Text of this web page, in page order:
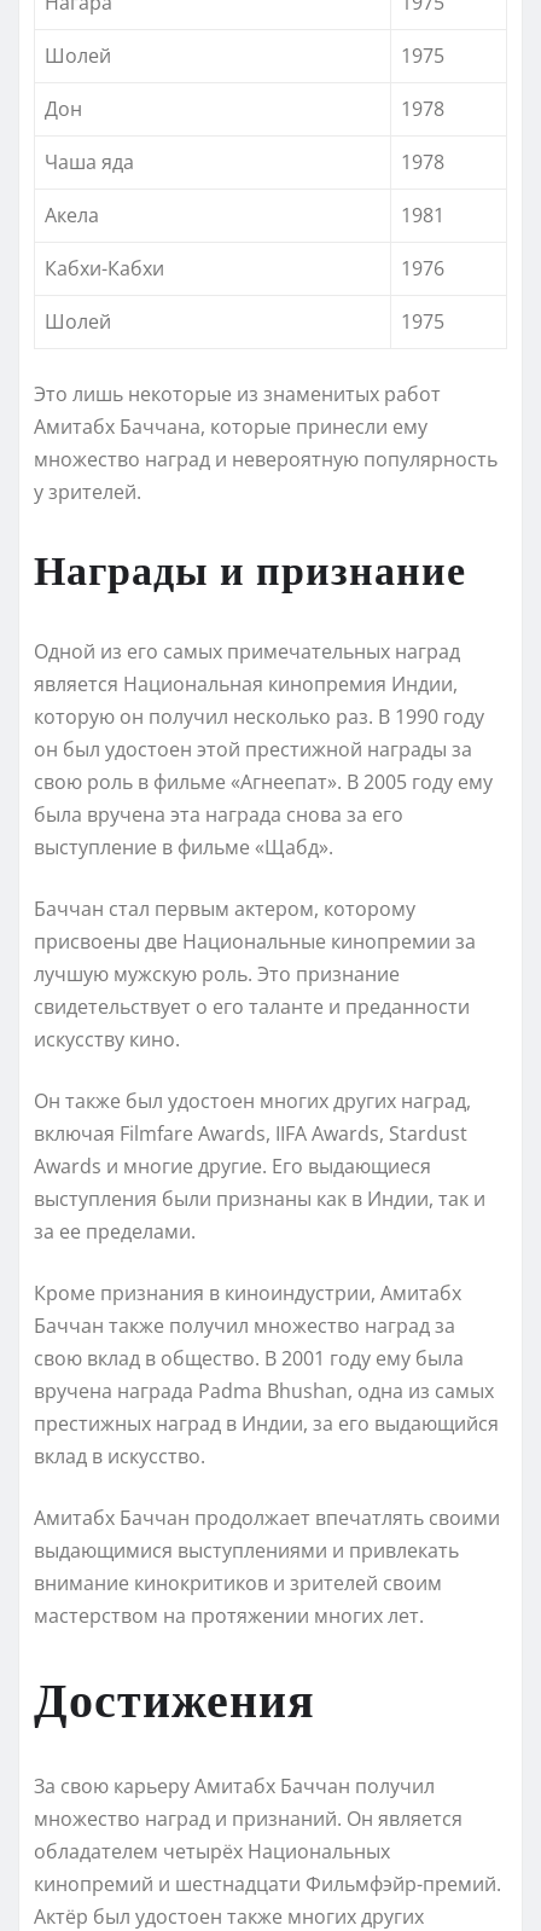
Шолей
1975
Дон
1978
Чаша яда
1978
Акела
1981
Кабхи-Кабхи
1976
Шолей
1975
Это лишь некоторые из знаменитых работ
Амитабх Баччана, которые принесли ему
множество наград и невероятную популярность
у зрителей.
Награды и признание
Одной из его самых примечательных наград
является Национальная кинопремия Индии,
которую он получил несколько раз. В 1990 году
он был удостоен этой престижной награды за
свою роль в фильме «Агнеепат». В 2005 году ему
была вручена эта награда снова за его
выступление в фильме «Щабд».
Баччан стал первым актером, которому
присвоены две Национальные кинопремии за
лучшую мужскую роль. Это признание
свидетельствует о его таланте и преданности
искусству кино.
Он также был удостоен многих других наград,
включая Filmfare Awards, IIFA Awards, Stardust
Awards и многие другие. Его выдающиеся
выступления были признаны как в Индии, так и
за ее пределами.
Кроме признания в киноиндустрии, Амитабх
Баччан также получил множество наград за
свою вклад в общество. В 2001 году ему была
вручена награда Padma Bhushan, одна из самых
престижных наград в Индии, за его выдающийся
вклад в искусство.
Амитабх Баччан продолжает впечатлять своими
выдающимися выступлениями и привлекать
внимание кинокритиков и зрителей своим
мастерством на протяжении многих лет.
Достижения
За свою карьеру Амитабх Баччан получил
множество наград и признаний. Он является
обладателем четырёх Национальных
кинопремий и шестнадцати Фильмфэйр-премий.
Актёр был удостоен также многих других